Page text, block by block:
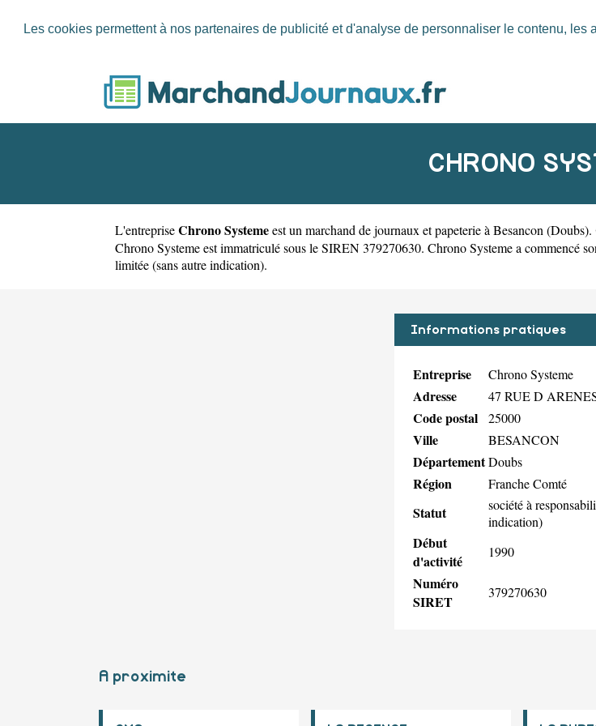
Les cookies permettent à nos partenaires de publicité et d'analyse de personnaliser le contenu, les
CHRONO
L'entrepriseChrono Systemeest un marchand de journaux et papeterie à Besancon (Doubs).
Chrono Systeme est immatriculé sous le SIREN 379270630. Chrono Systeme a commencé
limitée (sans autre indication).
Informations pratiques
Entreprise Chrono Systeme
Adresse 47 RUE D
Code postal 25000
Ville BESANCON
DépartementDoubs
Région Franche Comté
Statut
société à
indication)
Début
d'activité
1990
Numéro
SIRET
379270630
A proximite